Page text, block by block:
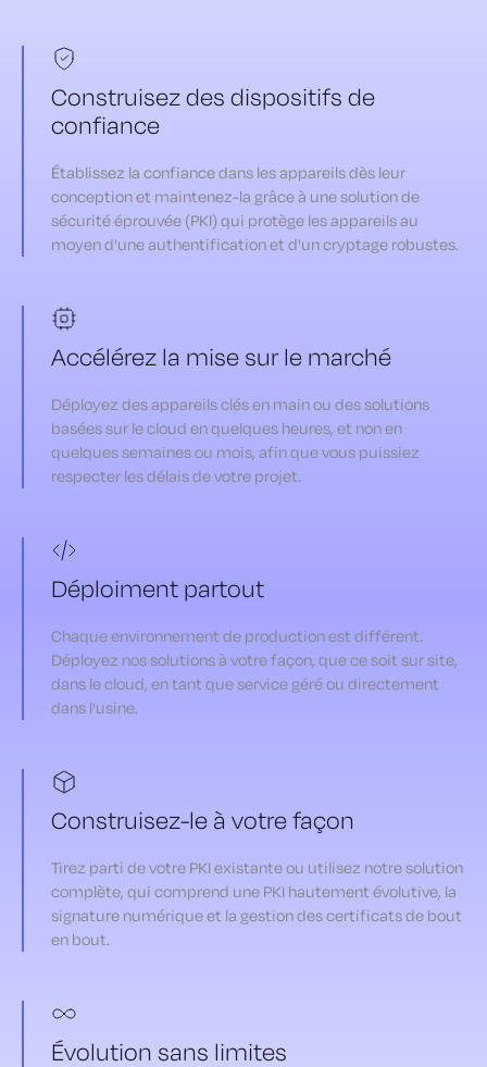
Construisez des dispositifs de
confiance
Établissez la confiance dans les appareils dès leur
conception et maintenez-la grâce à une solution de
sécurité éprouvée (PKI) qui protège les appareils au
moyen d'une authentification et d'un cryptage robustes.
Accélérez la mise sur le marché
Déployez des appareils clés en main ou des solutions
basées sur le cloud en quelques heures, et non en
quelques semaines ou mois, afin que vous puissiez
respecter les délais de votre projet.
Déploiment partout
Chaque environnement de production est différent.
Déployez nos solutions à votre façon, que ce soit sur site,
dans le cloud, en tant que service géré ou directement
dans l'usine.
Construisez-le à votre façon
Tirez parti de votre PKI existante ou utilisez notre solution
complète, qui comprend une PKI hautement évolutive, la
signature numérique et la gestion des certificats de bout
en bout.
Évolution sans limites